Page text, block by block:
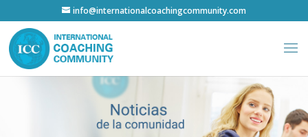
info@internationalcoachingcommunity.com